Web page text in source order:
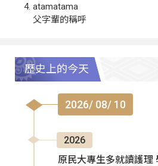
atamatama
父字輩的稱呼
歷史上的今天
2026/ 08/ 10
2026
原民大專生多就讀護理